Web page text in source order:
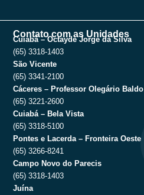
i
u
b
e
a
g
r
a
m
Contato com as Unidades
Cuiabá – Octayde Jorge da Silva
(65) 3318-1403
São Vicente
(65) 3341-2100
Cáceres – Professor Olegário Baldo
(65) 3221-2600
Cuiabá – Bela Vista
(65) 3318-5100
Pontes e Lacerda – Fronteira Oeste
(65) 3266-8241
Campo Novo do Parecis
(65) 3318-1403
Juína